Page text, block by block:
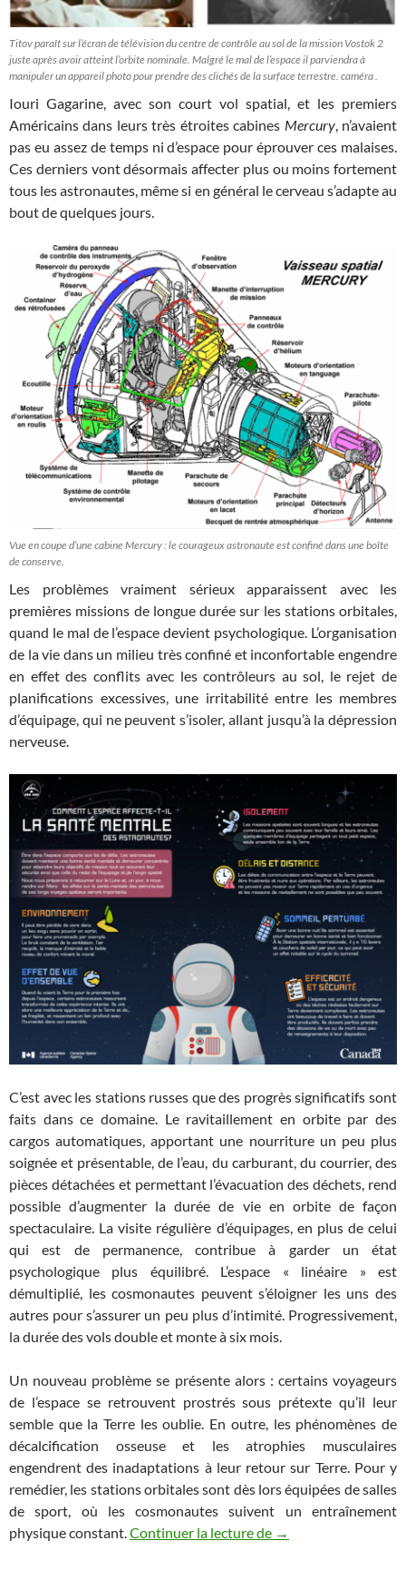
Titov paraît sur l’écran de télévision du centre de contrôle au sol de la mission Vostok 2
juste après avoir atteint l’orbite nominale. Malgré le mal de l’espace il parviendra à
manipuler un appareil photo pour prendre des clichés de la surface terrestre. caméra .
Iouri Gagarine, avec son court vol spatial, et les premiers
Américains dans leurs très étroites cabines Mercury, n’avaient
pas eu assez de temps ni d’espace pour éprouver ces malaises.
Ces derniers vont désormais affecter plus ou moins fortement
tous les astronautes, même si en général le cerveau s’adapte au
bout de quelques jours.
Vue en coupe d’une cabine Mercury : le courageux astronaute est confiné dans une boîte
de conserve.
Les problèmes vraiment sérieux apparaissent avec les
premières missions de longue durée sur les stations orbitales,
quand le mal de l’espace devient psychologique. L’organisation
de la vie dans un milieu très confiné et inconfortable engendre
en effet des conflits avec les contrôleurs au sol, le rejet de
planifications excessives, une irritabilité entre les membres
d’équipage, qui ne peuvent s’isoler, allant jusqu’à la dépression
nerveuse.
C’est avec les stations russes que des progrès significatifs sont
faits dans ce domaine. Le ravitaillement en orbite par des
cargos automatiques, apportant une nourriture un peu plus
soignée et présentable, de l’eau, du carburant, du courrier, des
pièces détachées et permettant l’évacuation des déchets, rend
possible d’augmenter la durée de vie en orbite de façon
spectaculaire. La visite régulière d’équipages, en plus de celui
qui est de permanence, contribue à garder un état
psychologique plus équilibré. L’espace « linéaire » est
démultiplié, les cosmonautes peuvent s’éloigner les uns des
autres pour s’assurer un peu plus d’intimité. Progressivement,
la durée des vols double et monte à six mois.
Un nouveau problème se présente alors : certains voyageurs
de l’espace se retrouvent prostrés sous prétexte qu’il leur
semble que la Terre les oublie. En outre, les phénomènes de
décalcification osseuse et les atrophies musculaires
engendrent des inadaptations à leur retour sur Terre. Pour y
remédier, les stations orbitales sont dès lors équipées de salles
de sport, où les cosmonautes suivent un entraînement
physique constant.Continuer la lecture de Les Chroniques de
→